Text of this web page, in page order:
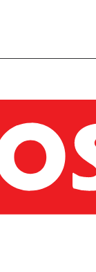
por qué y conoce